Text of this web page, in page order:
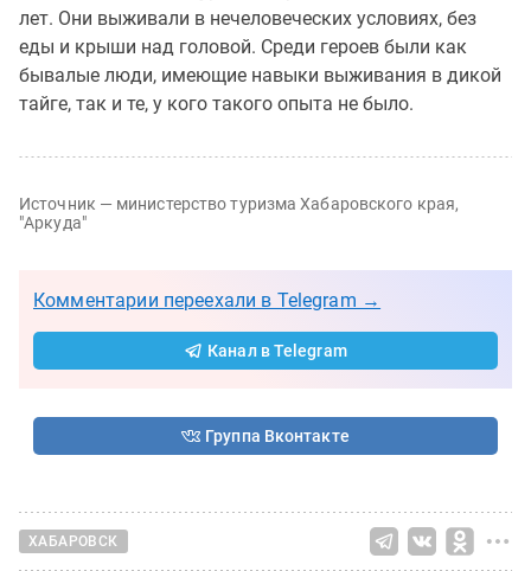
лет. Они выживали в нечеловеческих условиях, без
еды и крыши над головой. Среди героев были как
бывалые люди, имеющие навыки выживания в дикой
тайге, так и те, у кого такого опыта не было.
Источник — министерство туризма Хабаровского края,
"Аркуда"
Комментарии переехали в Telegram →
Канал в Telegram
Группа Вконтакте
ХАБАРОВСК